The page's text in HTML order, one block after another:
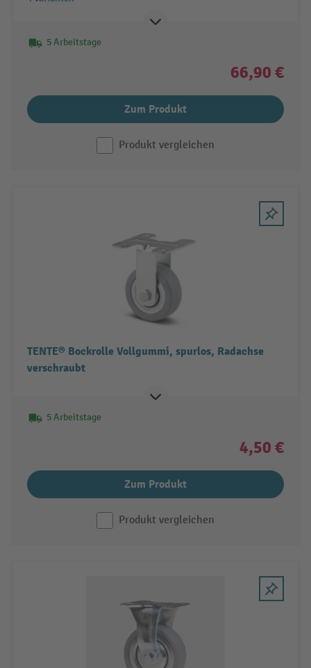
5 Arbeitstage
66,90 €
Zum Produkt
Produkt vergleichen
TENTE® Bockrolle Vollgummi, spurlos, Radachse
verschraubt
5 Arbeitstage
4,50 €
Zum Produkt
Produkt vergleichen